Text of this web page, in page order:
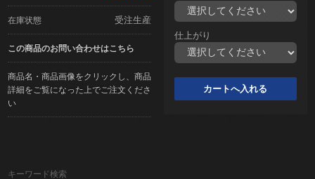
在庫状態 受注生産
この商品のお問い合わせはこちら
商品名・商品画像をクリックし、商品
詳細をご覧になった上でご注文くださ
い
仕上がり
キーワード検索